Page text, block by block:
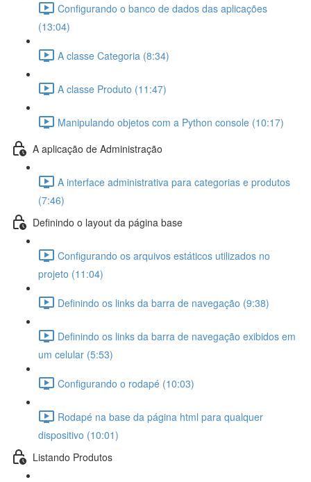
Configurando o banco de dados das aplicações
(13:04)
A classe Categoria (8:34)
A classe Produto (11:47)
Manipulando objetos com a Python console (10:17)
A aplicação de Administração
A interface administrativa para categorias e produtos
(7:46)
Definindo o layout da página base
Configurando os arquivos estáticos utilizados no
projeto (11:04)
Definindo os links da barra de navegação (9:38)
Definindo os links da barra de navegação exibidos em
um celular (5:53)
Configurando o rodapé (10:03)
Rodapé na base da página html para qualquer
dispositivo (10:01)
Listando Produtos